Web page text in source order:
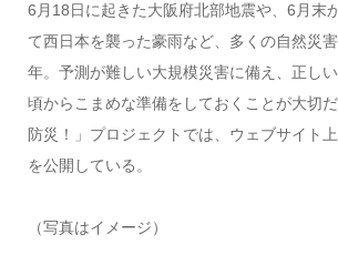
6月18日に起きた大阪府北部地震や、6月末
て西日本を襲った豪雨など、多くの自然災
年。予測が難しい大規模災害に備え、正し
頃からこまめな準備をしておくことが大切
防災！」プロジェクトでは、ウェブサイト上
を公開している。
（写真はイメージ）